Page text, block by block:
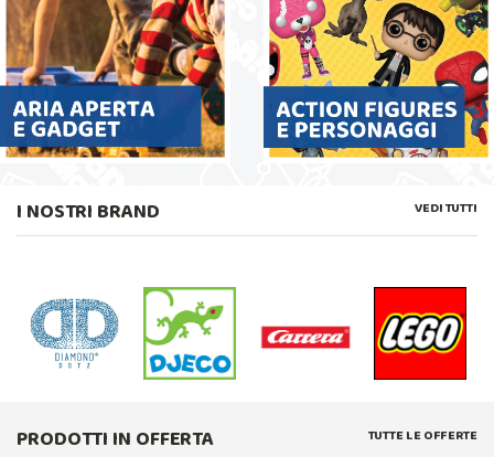
I NOSTRI BRAND VEDI TUTTI
PRODOTTI IN OFFERTA TUTTE LE OFFERTE